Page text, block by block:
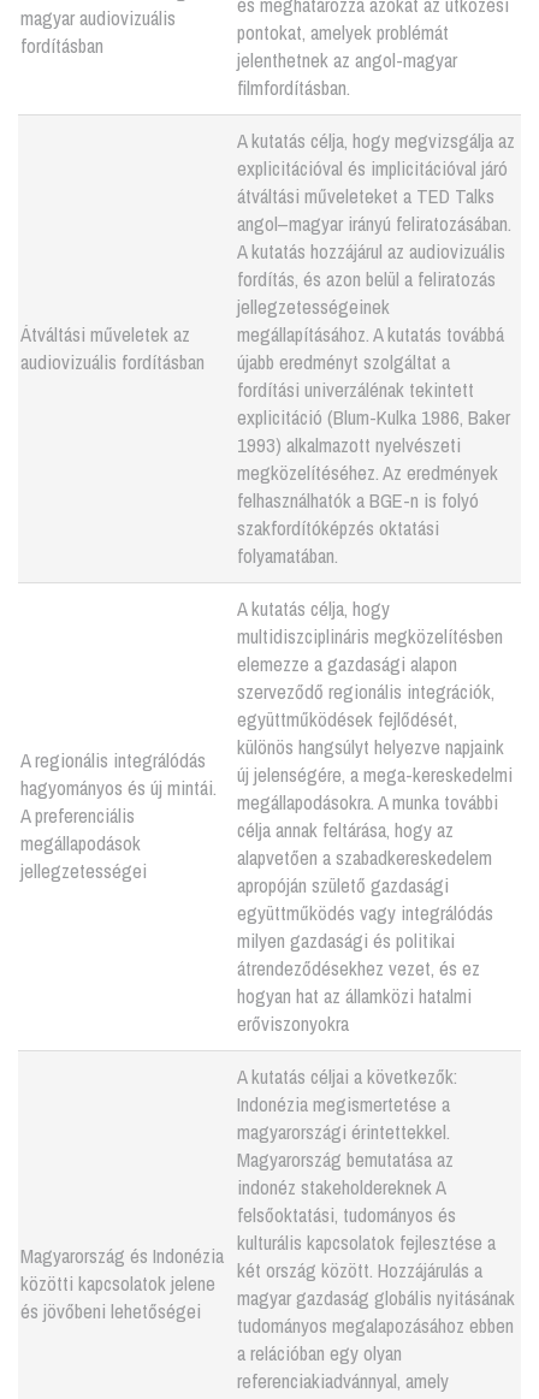
magyar audiovizuális
fordításban
pontokat, amelyek problémát
jelenthetnek az angol-magyar
filmfordításban.
Átváltási műveletek az
audiovizuális fordításban
A kutatás célja, hogy megvizsgálja az
explicitációval és implicitációval járó
átváltási műveleteket a TED Talks
angol–magyar irányú feliratozásában.
A kutatás hozzájárul az audiovizuális
fordítás, és azon belül a feliratozás
jellegzetességeinek
megállapításához. A kutatás továbbá
újabb eredményt szolgáltat a
fordítási univerzálénak tekintett
explicitáció (Blum-Kulka 1986, Baker
1993) alkalmazott nyelvészeti
megközelítéséhez. Az eredmények
felhasználhatók a BGE-n is folyó
szakfordítóképzés oktatási
folyamatában.
A regionális integrálódás
hagyományos és új mintái.
A preferenciális
megállapodások
jellegzetességei
A kutatás célja, hogy
multidiszciplináris megközelítésben
elemezze a gazdasági alapon
szerveződő regionális integrációk,
együttműködések fejlődését,
különös hangsúlyt helyezve napjaink
új jelenségére, a mega-kereskedelmi
megállapodásokra. A munka további
célja annak feltárása, hogy az
alapvetően a szabadkereskedelem
apropóján születő gazdasági
együttműködés vagy integrálódás
milyen gazdasági és politikai
átrendeződésekhez vezet, és ez
hogyan hat az államközi hatalmi
erőviszonyokra
Magyarország és Indonézia
közötti kapcsolatok jelene
és jövőbeni lehetőségei
A kutatás céljai a következők:
Indonézia megismertetése a
magyarországi érintettekkel.
Magyarország bemutatása az
indonéz stakeholdereknek A
felsőoktatási, tudományos és
kulturális kapcsolatok fejlesztése a
két ország között. Hozzájárulás a
magyar gazdaság globális nyitásának
tudományos megalapozásához ebben
a relációban egy olyan
referenciakiadvánnyal, amely